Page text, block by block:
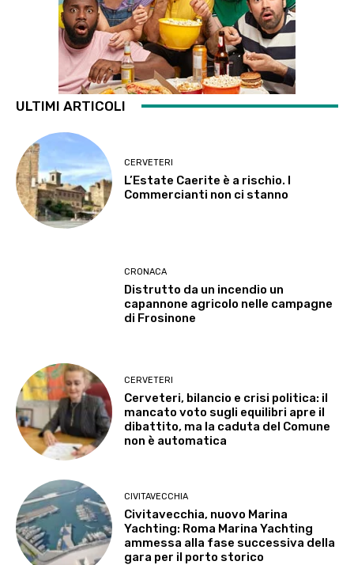
ULTIMI ARTICOLI
CERVETERI
L’Estate Caerite è a rischio. I
Commercianti non ci stanno
CRONACA
Distrutto da un incendio un
capannone agricolo nelle campagne
di Frosinone
CERVETERI
Cerveteri, bilancio e crisi politica: il
mancato voto sugli equilibri apre il
dibattito, ma la caduta del Comune
non è automatica
CIVITAVECCHIA
Civitavecchia, nuovo Marina
Yachting: Roma Marina Yachting
ammessa alla fase successiva della
gara per il porto storico